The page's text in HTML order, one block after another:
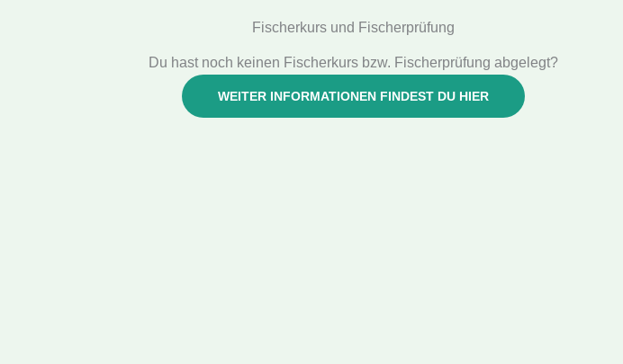
Fischerkurs und Fischerprüfung
Du hast noch keinen Fischerkurs bzw. Fischerprüfung abgelegt?
WEITER INFORMATIONEN FINDEST DU HIER